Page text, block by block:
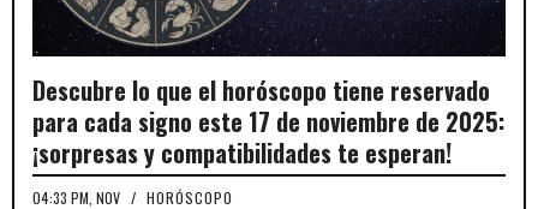
Descubre lo que el horóscopo tiene reservado
para cada signo este 17 de noviembre de 2025:
¡sorpresas y compatibilidades te esperan!
04:33 PM, NOV / HORÓSCOPO